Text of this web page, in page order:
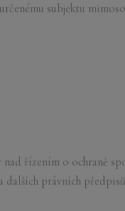
subjektu
řízením o ochraně
právních